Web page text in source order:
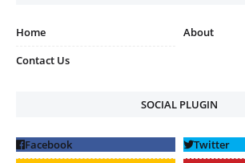
Home
About
Contact Us
SOCIAL PLUGIN